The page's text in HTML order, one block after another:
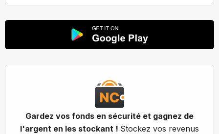
Gardez vos fonds en sécurité et gagnez de
l'argent en les stockant ! Stockez vos revenus